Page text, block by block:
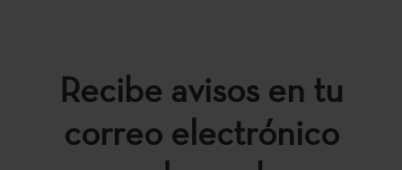
Recibe avisos en tu
correo electrónico